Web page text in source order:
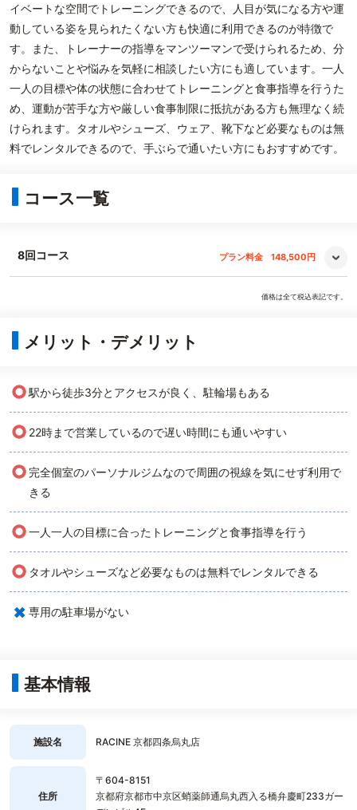
イベートな空間でトレーニングできるので、人目が気になる方や運
動している姿を見られたくない方も快適に利用できるのが特徴で
す。また、トレーナーの指導をマンツーマンで受けられるため、分
からないことや悩みを気軽に相談したい方にも適しています。一人
一人の目標や体の状態に合わせてトレーニングと食事指導を行うた
め、運動が苦手な方や厳しい食事制限に抵抗がある方も無理なく続
けられます。タオルやシューズ、ウェア、靴下など必要なものは無
料でレンタルできるので、手ぶらで通いたい方にもおすすめです。
コース一覧
8回コース プラン料金 148,500円
価格は全て税込表記です。
メリット・デメリット
○駅から徒歩3分とアクセスが良く、駐輪場もある
○ 22時まで営業しているので遅い時間にも通いやすい
○ 完全個室のパーソナルジムなので周囲の視線を気にせず利用で
きる
○一人一人の目標に合ったトレーニングと食事指導を行う
○ タオルやシューズなど必要なものは無料でレンタルできる
× 専用の駐車場がない
基本情報
施設名 RACINE 京都四条烏丸店
住所
〒604-8151
京都府京都市中京区蛸薬師通烏丸西入る橋弁慶町233ガー